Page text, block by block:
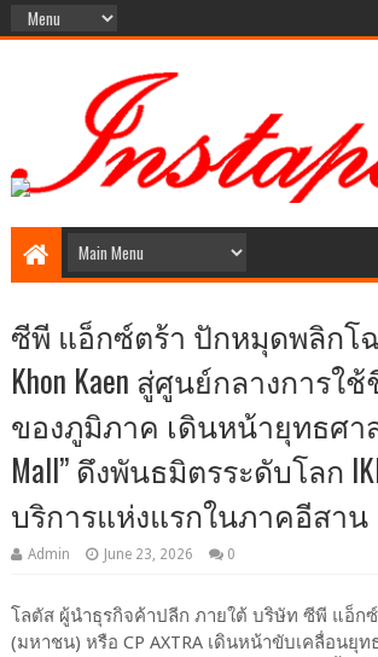
Social Media style Website
ซีพี แอ็กซ์ตร้า ปักหมุดพลิกโฉ
Khon Kaen สู่ศูนย์กลางการใ
ของภูมิภาค เดินหน้ายุทธศาส
Mall” ดึงพันธมิตรระดับโลก
บริการแห่งแรกในภาคอีสาน
Admin June 23, 2026 0
โลตัส ผู้นำธุรกิจค้าปลีก ภายใต้ บริษัท ซีพี แอ็ก
(มหาชน) หรือ CP AXTRA เดินหน้าขับเคลื่อนยุ